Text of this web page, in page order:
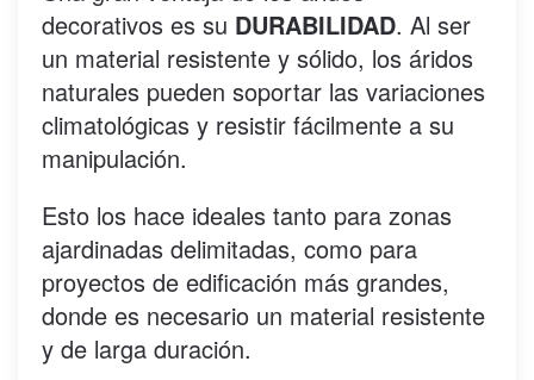
decorativos es su DURABILIDAD. Al ser
un material resistente y sólido, los áridos
naturales pueden soportar las variaciones
climatológicas y resistir fácilmente a su
manipulación.
Esto los hace ideales tanto para zonas
ajardinadas delimitadas, como para
proyectos de edificación más grandes,
donde es necesario un material resistente
y de larga duración.